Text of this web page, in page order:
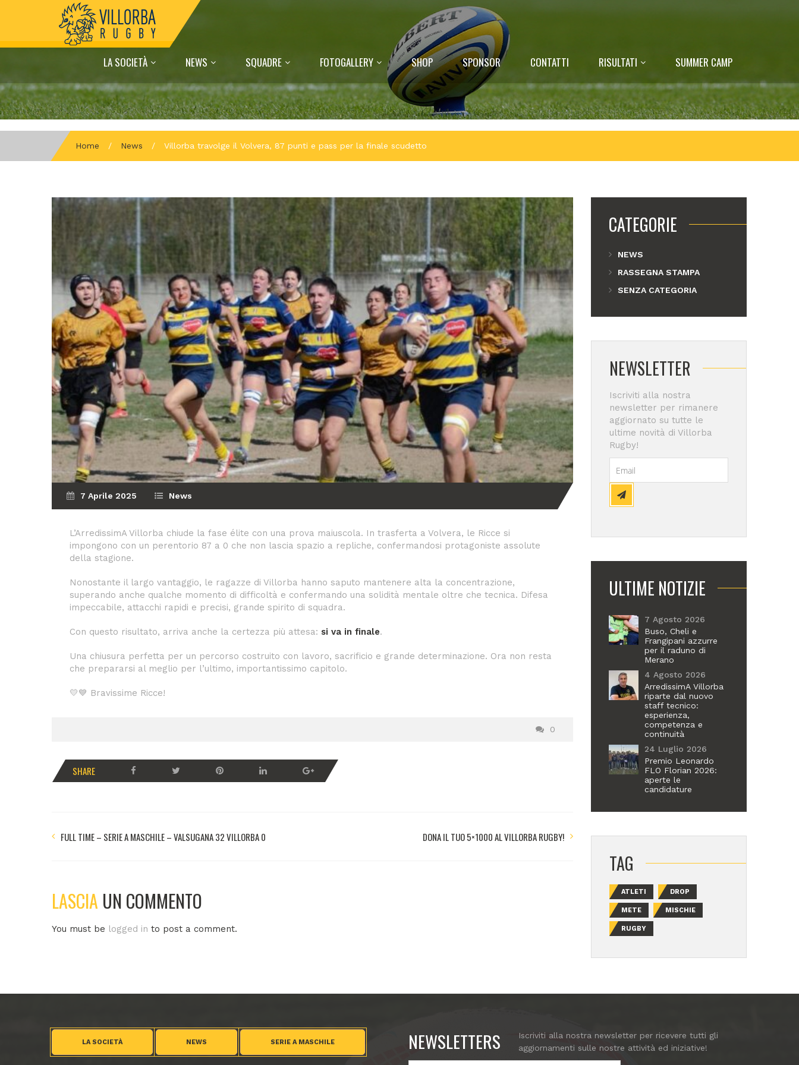
LA SOCIETÀ NEWS SQUADRE FOTOGALLERY SHOP SPONSOR CONTATTI RISULTATI SUMMER CAMP
Home / News / Villorba travolge il Volvera, 87 punti e pass per la finale scudetto
7 Aprile 2025 News
L’ArredissimA Villorba chiude la fase élite con una prova maiuscola. In trasferta a Volvera, le Ricce si
impongono con un perentorio 87 a 0 che non lascia spazio a repliche, confermandosi protagoniste assolute
della stagione.
Nonostante il largo vantaggio, le ragazze di Villorba hanno saputo mantenere alta la concentrazione,
superando anche qualche momento di difficoltà e confermando una solidità mentale oltre che tecnica. Difesa
impeccabile, attacchi rapidi e precisi, grande spirito di squadra.
Con questo risultato, arriva anche la certezza più attesa: si va in finale.
Una chiusura perfetta per un percorso costruito con lavoro, sacrificio e grande determinazione. Ora non resta
che prepararsi al meglio per l’ultimo, importantissimo capitolo.
💛💙 Bravissime Ricce!
0
SHARE
FULL TIME – SERIE A MASCHILE – VALSUGANA 32 VILLORBA 0 DONA IL TUO 5×1000 AL VILLORBA RUGBY!
LASCIA UN COMMENTO
You must be logged in to post a comment.
CATEGORIE
NEWS
RASSEGNA STAMPA
SENZA CATEGORIA
NEWSLETTER
Iscriviti alla nostra
newsletter per rimanere
aggiornato su tutte le
ultime novità di Villorba
Rugby!
ULTIME NOTIZIE
7 Agosto 2026
Buso, Cheli e
Frangipani azzurre
per il raduno di
Merano
4 Agosto 2026
ArredissimA Villorba
riparte dal nuovo
staff tecnico:
esperienza,
competenza e
continuità
24 Luglio 2026
Premio Leonardo
FLO Florian 2026:
aperte le
candidature
TAG
ATLETI DROP
METE MISCHIE
RUGBY
LA SOCIETÀ NEWS SERIE A MASCHILE NEWSLETTERS
Iscriviti alla nostra newsletter per ricevere tutti gli
aggiornamenti sulle nostre attività ed iniziative!